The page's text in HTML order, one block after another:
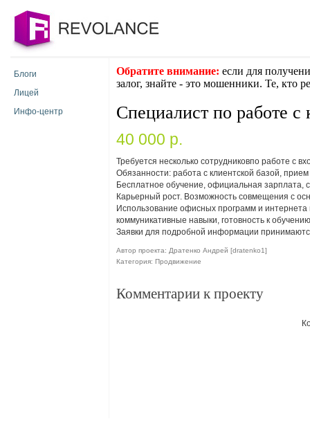
Блоги
Лицей
Инфо-центр
Обратите внимание: если для
залог, знайте - это мошенники. Те, кто
Специалист по работе с
40 000 p.
Требуется несколько сотрудниковпо работе с
Обязанности: работа с клиентской базой,
Бесплатное обучение, официальная зарплата,
Карьерный рост. Возможность совмещения с
Использование офисных программ и интернета
коммуникативные навыки, готовность к
Заявки для подробной информации
Автор проекта: Дратенко Андрей [dratenko1]
Категория: Продвижение
Комментарии к проекту